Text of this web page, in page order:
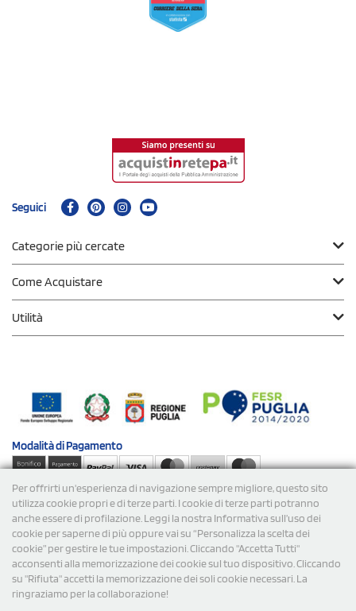
Per offrirti un'esperienza di navigazione sempre migliore, questo sito
utilizza cookie propri e di terze parti. I cookie di terze parti potranno
anche essere di profilazione. Leggi la nostra Informativa sull’uso dei
cookie per saperne di più oppure vai su “Personalizza la scelta dei
cookie” per gestire le tue impostazioni. Cliccando "Accetta Tutti"
acconsenti alla memorizzazione dei cookie sul tuo dispositivo. Cliccando
su "Rifiuta" accetti la memorizzazione dei soli cookie necessari. La
ringraziamo per la collaborazione!
Seguici
Categorie più cercate
Come Acquistare
Utilità
Modalità diPagamento
Spedizioni